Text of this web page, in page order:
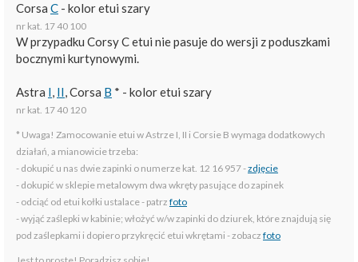
Corsa C - kolor etui szary
nr kat. 17 40 100
W przypadku Corsy C etui nie pasuje do wersji z poduszkami
bocznymi kurtynowymi.
Astra I, II, Corsa B * - kolor etui szary
nr kat. 17 40 120
* Uwaga! Zamocowanie etui w Astrze I, II i Corsie B wymaga dodatkowych
działań, a mianowicie trzeba:
- dokupić u nas dwie zapinki o numerze kat. 12 16 957 -zdjęcie
- dokupić w sklepie metalowym dwa wkręty pasujące do zapinek
- odciąć od etui kołki ustalace - patrz foto
- wyjąć zaślepki w kabinie; włożyć w/w zapinki do dziurek, które znajdują się
pod zaślepkami i dopiero przykręcić etui wkrętami - zobacz foto